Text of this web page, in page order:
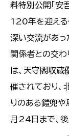
料特別公開「安
120年を迎える
深い交流があっ
関係者との交
は、天守閣収蔵
催されており、
りのある鎧兜や
月24日まで、